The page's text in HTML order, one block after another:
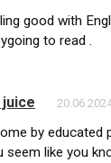
good with
to read .
juice
by
seem like you